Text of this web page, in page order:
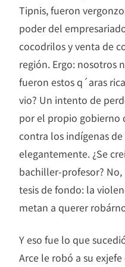
Tipnis, fueron
poder del
cocodrilos y venta de
región. Ergo: nosotros
fueron estos q´aras
vio? Un intento de
por el propio gobierno
contra los indígenas
elegantemente. ¿Se
bachiller-profesor?
tesis de fondo: la
metan a querer
Y eso fue lo que
Arce le robó a su